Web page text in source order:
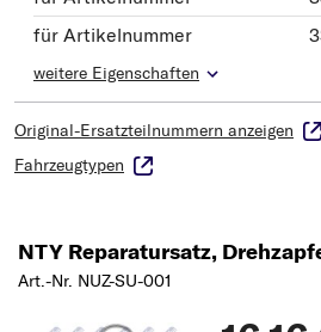
für Artikelnummer
weitere Eigenschaften
Original-Ersatzteilnummern anzeigen
Fahrzeugtypen
NTY Reparatursatz,
Art.-Nr. NUZ-SU-001